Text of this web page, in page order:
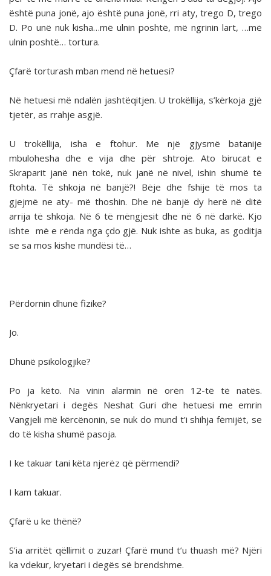
është puna jonë, ajo është puna jonë, rri aty, trego D, trego
D. Po unë nuk kisha…më ulnin poshtë, më ngrinin lart, …më
ulnin poshtë… tortura.
Çfarë torturash mban mend në hetuesi?
Në hetuesi më ndalën jashtëqitjen. U trokëllija, s’kërkoja gjë
tjetër, as rrahje asgjë.
U trokëllija, isha e ftohur. Me një gjysmë batanije
mbulohesha dhe e vija dhe për shtroje. Ato birucat e
Skraparit janë nën tokë, nuk janë në nivel, ishin shumë të
ftohta. Të shkoja në banjë?! Bëje dhe fshije të mos ta
gjejmë ne aty- më thoshin. Dhe në banjë dy herë në ditë
arrija të shkoja. Në 6 të mëngjesit dhe në 6 në darkë. Kjo
ishte më e rënda nga çdo gjë. Nuk ishte as buka, as goditja
se sa mos kishe mundësi të…
Përdornin dhunë fizike?
Jo.
Dhunë psikologjike?
Po ja këto. Na vinin alarmin në orën 12-të të natës.
Nënkryetari i degës Neshat Guri dhe hetuesi me emrin
Vangjeli më kërcënonin, se nuk do mund t’i shihja fëmijët, se
do të kisha shumë pasoja.
I ke takuar tani këta njerëz që përmendi?
I kam takuar.
Çfarë u ke thënë?
S’ia arritët qëllimit o zuzar! Çfarë mund t’u thuash më? Njëri
ka vdekur, kryetari i degës së brendshme.